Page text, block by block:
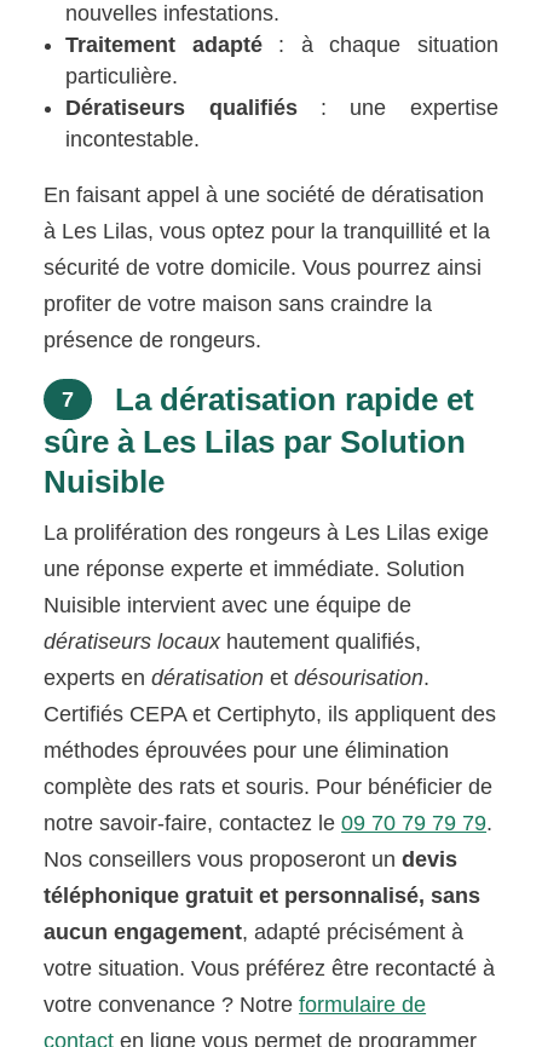
nouvelles infestations.
Traitement adapté: à chaque situation
particulière.
Dératiseurs qualifiés: une expertise
incontestable.
En faisant appel à une société de dératisation
à Les Lilas, vous optez pour la tranquillité et la
sécurité de votre domicile. Vous pourrez ainsi
profiter de votre maison sans craindre la
présence de rongeurs.
7
La dératisation rapide et
sûre à Les Lilas par Solution
Nuisible
La prolifération des rongeurs à Les Lilas exige
une réponse experte et immédiate. Solution
Nuisible intervient avec une équipe de
dératiseurs locauxhautement qualifiés,
experts endératisation etdésourisation.
Certifiés CEPA et Certiphyto, ils appliquent des
méthodes éprouvées pour une élimination
complète des rats et souris. Pour bénéficier de
notre savoir-faire, contactez le09 70 79 79 79.
Nos conseillers vous proposeront undevis
téléphonique gratuit et personnalisé, sans
aucun engagement, adapté précisément à
votre situation. Vous préférez être recontacté à
votre convenance ? Notreformulaire de
contact en ligne vous permet de programmer